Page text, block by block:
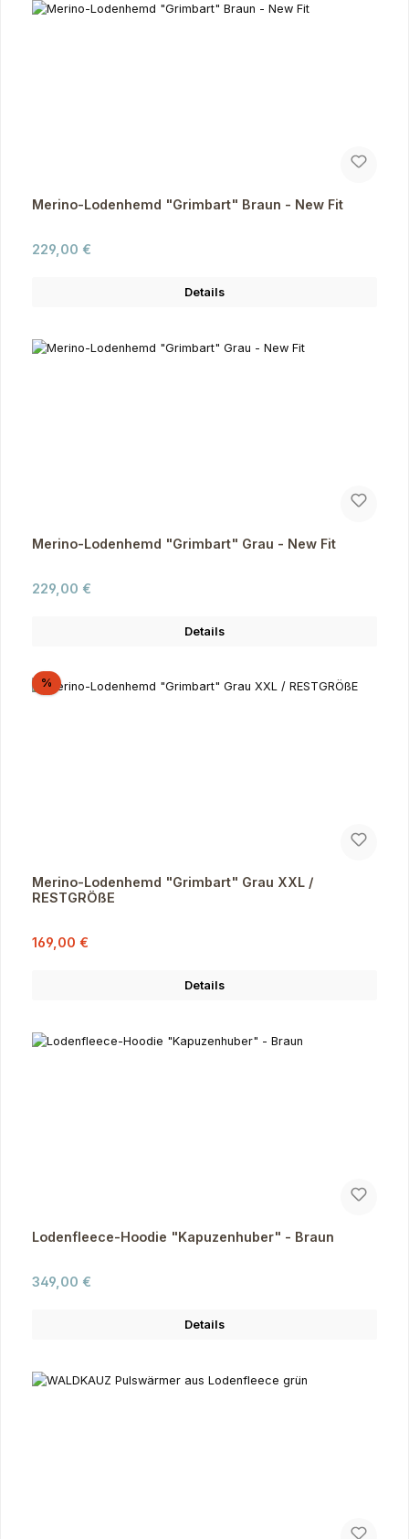
Merino-Lodenhemd "Grimbart" Braun - New Fit
Regulärer Preis:
229,00 €
Details
Merino-Lodenhemd "Grimbart" Grau - New Fit
Regulärer Preis:
229,00 €
Details
%Rabatt
Merino-Lodenhemd "Grimbart" Grau XXL /
RESTGRÖßE
Verkaufspreis:
169,00 €
Details
Lodenfleece-Hoodie "Kapuzenhuber" - Braun
Regulärer Preis:
349,00 €
Details